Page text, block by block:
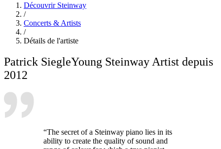
Découvrir Steinway
/
Concerts & Artists
/
Détails de l'artiste
Patrick SiegleYoung Steinway Artist depuis
2012
“The secret of a Steinway piano lies in its
ability to create the quality of sound and